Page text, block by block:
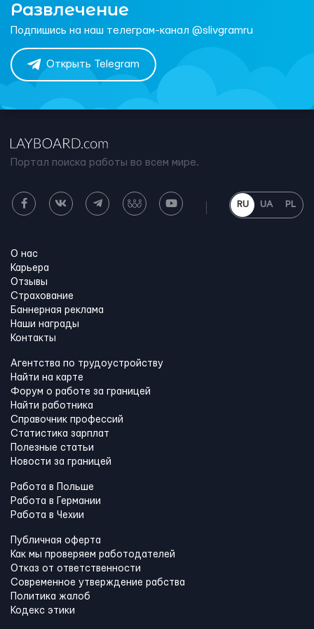
Развлечение
Подпишись на наш телеграм-канал @slivgramru
Открыть Telegram
Портал поиска работы во всем мире.
RU UA PL
О нас
Карьера
Отзывы
Страхование
Баннерная реклама
Наши награды
Контакты
Агентства по трудоустройству
Найти на карте
Форум о работе за границей
Найти работника
Справочник профессий
Статистика зарплат
Полезные статьи
Новости за границей
Работа в Польше
Работа в Германии
Работа в Чехии
Публичная оферта
Как мы проверяем работодателей
Отказ от ответственности
Современное утверждение рабства
Политика жалоб
Кодекс этики